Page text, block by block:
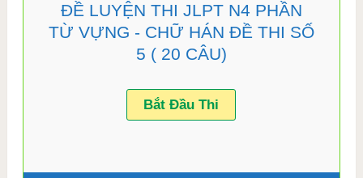
ĐỀ LUYỆN THI JLPT N4 PHẦN
TỪ VỰNG - CHỮ HÁN ĐỀ THI SỐ
5 ( 20 CÂU)